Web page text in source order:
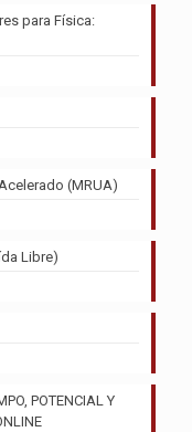
para Física:
(MRUA)
Libre)
POTENCIAL Y